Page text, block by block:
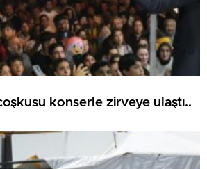
konserle zirveye ulaştı..